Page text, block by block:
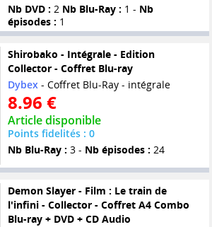
Nb DVD : 2 Nb Blu-Ray : 1 - Nb
épisodes : 1
Shirobako - Intégrale - Edition
Collector - Coffret Blu-ray
Dybex - Coffret Blu-Ray - intégrale
8.96 €
Article disponible
Points fidelités : 0
Nb Blu-Ray : 3 - Nb épisodes : 24
Demon Slayer - Film : Le train de
l'infini - Collector - Coffret A4 Combo
Blu-ray + DVD + CD Audio